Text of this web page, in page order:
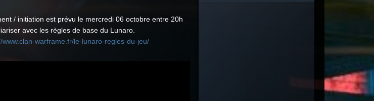
/ initiation est prévu le mercredi 06 octobre entre 20h
avec les règles de base du Lunaro.
www.clan-warframe.fr/le-lunaro-regles-du-jeu/